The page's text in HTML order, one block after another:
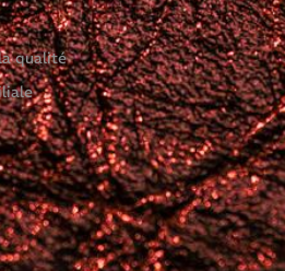
qualité